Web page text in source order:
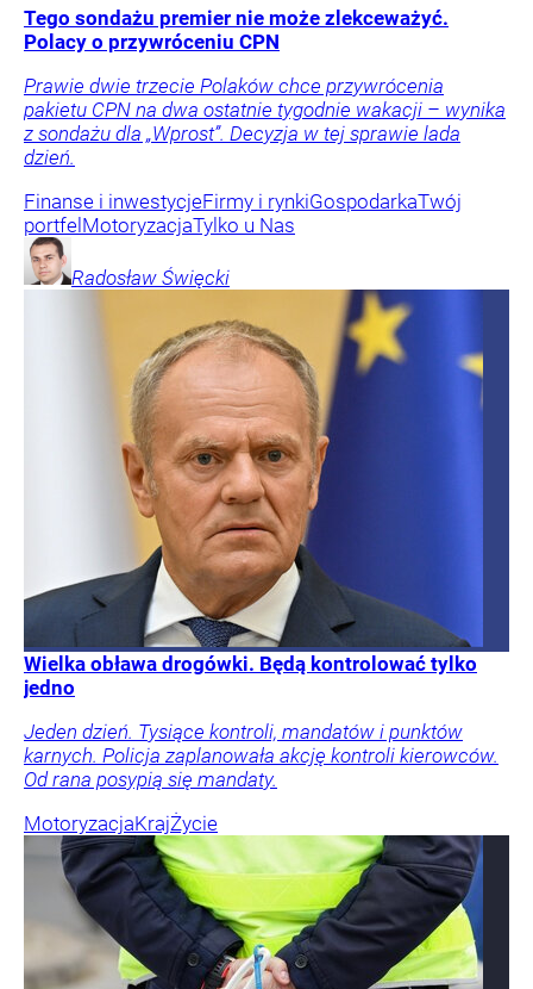
Tego sondażu premier nie może zlekceważyć.
Polacy o przywróceniu CPN
Prawie dwie trzecie Polaków chce przywrócenia
pakietu CPN na dwa ostatnie tygodnie wakacji – wynika
z sondażu dla „Wprost”. Decyzja w tej sprawie lada
dzień.
Finanse i inwestycjeFirmy i rynkiGospodarkaTwój
portfel MotoryzacjaTylko u Nas
Radosław Święcki
Wielka obława drogówki. Będą kontrolować tylko
jedno
Jeden dzień. Tysiące kontroli, mandatów i punktów
karnych. Policja zaplanowała akcję kontroli kierowców.
Od rana posypią się mandaty.
MotoryzacjaKrajŻycie